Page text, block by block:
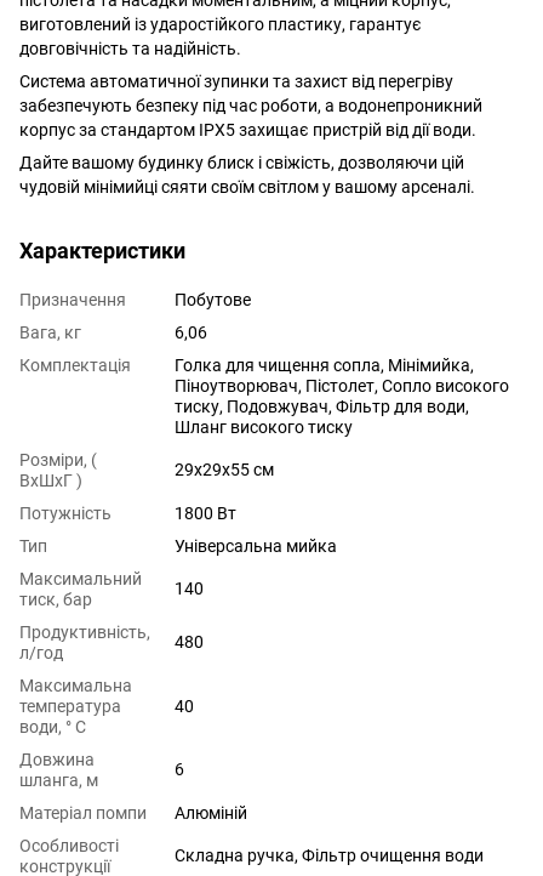
виготовлений із ударостійкого пластику, гарантує
довговічність та надійність.
Система автоматичної зупинки та захист від перегріву
забезпечують безпеку під час роботи, а водонепроникний
корпус за стандартом IPX5 захищає пристрій від дії води.
Дайте вашому будинку блиск і свіжість, дозволяючи цій
чудовій мінімийці сяяти своїм світлом у вашому арсеналі.
Характеристики
Призначення
Побутове
Вага, кг
6,06
Комплектація
Голка для чищення сопла, Мінімийка,
Піноутворювач, Пістолет, Сопло високого
тиску, Подовжувач, Фільтр для води,
Шланг високого тиску
Розміри, (
ВхШхГ )
29x29x55 см
Потужність
1800 Вт
Тип
Універсальна мийка
Максимальний
тиск, бар
140
Продуктивність,
л/год
480
Максимальна
температура
води, ° C
40
Довжина
шланга, м
6
Матеріал помпи
Алюміній
Особливості
конструкції
Складна ручка, Фільтр очищення води